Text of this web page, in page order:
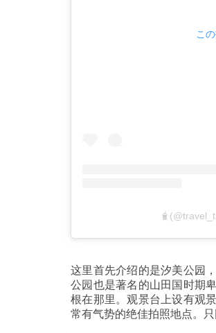
こ
这里首先介绍的是汐美公园
公园也是著名的山田国时期
根在那里。观景台上设有观
常有气势的绝佳拍照地点。